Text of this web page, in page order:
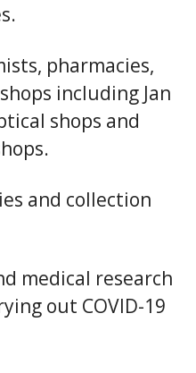
pharmacies,
including Jan
shops and
and collection
medical research
out COVID-19